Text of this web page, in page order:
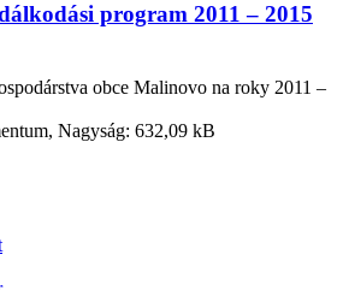
program 2011 – 2015
obce Malinovo na roky 2011 –
Nagyság: 632,09 kB